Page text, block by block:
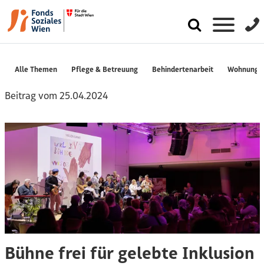
Alle Themen Pflege & Betreuung Behindertenarbeit
Beitrag vom 25.04.2024
Bühne frei für gelebte Inklusion